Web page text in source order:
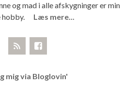
og mad i alle afskygninger er min
hobby. Læs mere...
mig via Bloglovin'